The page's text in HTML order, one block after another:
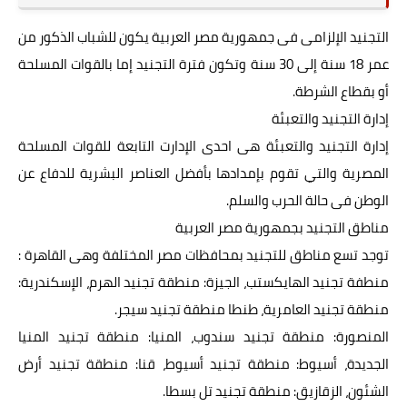
التجنيد الإلزامى فى جمهورية مصر العربية يكون للشباب الذكور من
عمر 18 سنة إلى 30 سنة وتكون فترة التجنيد إما بالقوات المسلحة
أو بقطاع الشرطة.
إدارة التجنيد والتعبئة
إدارة التجنيد والتعبئة هى احدى الإدارت التابعة للقوات المسلحة
المصرية والتي تقوم بإمدادها بأفضل العناصر البشرية للدفاع عن
الوطن فى حالة الحرب والسلم.
مناطق التجنيد بجمهورية مصر العربية
توجد تسع مناطق للتجنيد بمحافظات مصر المختلفة وهى القاهرة :
منطفة تجنيد الهايكستب، الجيزة: منطقة تجنيد الهرم، الإسكندرية:
منطقة تجنيد العامرية، طنطا منطقة تجنيد سيجر.
المنصورة: منطقة تجنيد سندوب، المنيا: منطقة تجنيد المنيا
الجديدة، أسيوط: منطقة تجنيد أسيوط، قنا: منطقة تجنيد أرض
الشئون، الزقازيق: منطقة تجنيد تل بسطا.